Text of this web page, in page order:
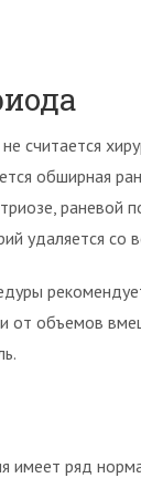
считается
обширная
раневой
удаляется со
от объемов
имеет ряд